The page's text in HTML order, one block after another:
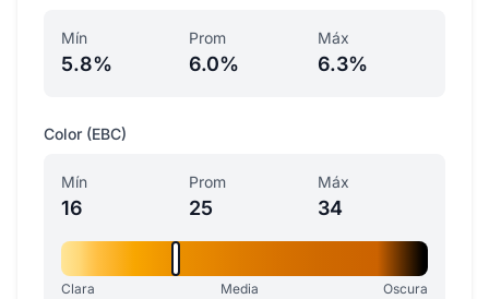
Mín
5.8%
Prom
6.0%
Máx
6.3%
Color (EBC)
Mín
16
Prom
25
Máx
34
Clara Media Oscura